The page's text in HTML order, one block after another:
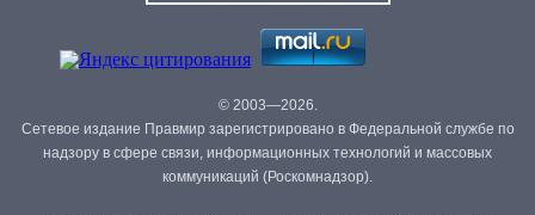
© 2003—2026.
Сетевое издание Правмир зарегистрировано в Федеральной службе по
надзору в сфере связи, информационных технологий и массовых
коммуникаций (Роскомнадзор).